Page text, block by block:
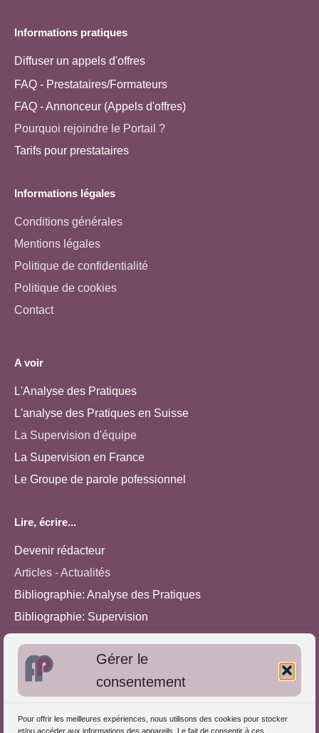
Gérer le
consentement
Pour offrir les meilleures expériences, nous utilisons des cookies pour stocker
et/ou accéder aux informations des appareils. Le fait de consentir à ces
Informations pratiques
Diffuser un appels d'offres
FAQ - Prestataires/Formateurs
FAQ - Annonceur (Appels d'offres)
Pourquoi rejoindre le Portail ?
Tarifs pour prestataires
Informations légales
Conditions générales
Mentions légales
Politique de confidentialité
Politique de cookies
Contact
A voir
L'Analyse des Pratiques
L'analyse des Pratiques en Suisse
La Supervision d'équipe
La Supervision en France
Le Groupe de parole pofessionnel
Lire, écrire...
Devenir rédacteur
Articles - Actualités
Bibliographie: Analyse des Pratiques
Bibliographie: Supervision
Approches de l'Analyse des pratiques